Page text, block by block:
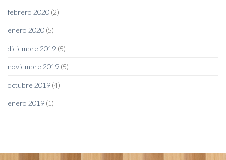
febrero 2020 (2)
enero 2020 (5)
diciembre 2019 (5)
noviembre 2019 (5)
octubre 2019 (4)
enero 2019 (1)